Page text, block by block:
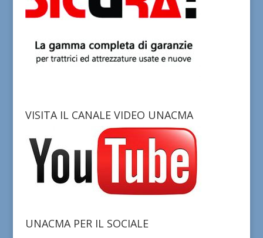
VISITA IL CANALE VIDEO UNACMA
UNACMA PER IL SOCIALE